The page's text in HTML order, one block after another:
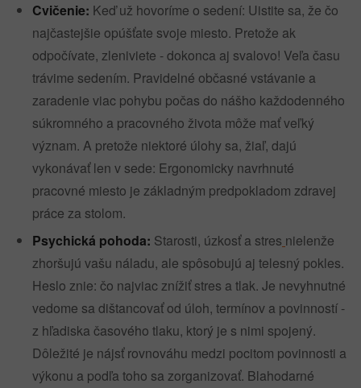
Cvičenie: Keď už hovoríme o sedení: Uistite sa, že čo
najčastejšie opúšťate svoje miesto. Pretože ak
odpočívate, zleniviete - dokonca aj svalovo! Veľa času
trávime sedením. Pravidelné občasné vstávanie a
zaradenie viac pohybu počas do nášho každodenného
súkromného a pracovného života môže mať veľký
význam. A pretože niektoré úlohy sa, žiaľ, dajú
vykonávať len v sede: Ergonomicky navrhnuté
pracovné miesto je základným predpokladom zdravej
práce za stolom.
Psychická pohoda: Starosti, úzkosť a stres nielenže
zhoršujú vašu náladu, ale spôsobujú aj telesný pokles.
Heslo znie: čo najviac znížiť stres a tlak. Je nevyhnutné
vedome sa dištancovať od úloh, termínov a povinností -
z hľadiska časového tlaku, ktorý je s nimi spojený.
Dôležité je nájsť rovnováhu medzi pocitom povinnosti a
výkonu a podľa toho sa zorganizovať. Blahodarné